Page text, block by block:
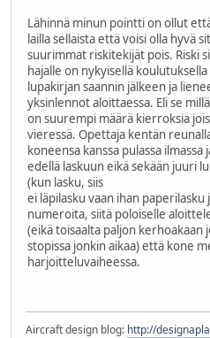
Lähinnä minun pointti on ollut
lailla sellaista että voisi olla hyvä
suurimmat riskitekijät pois. Riski
hajalle on nykyisellä
lupakirjan saannin jälkeen ja
yksinlennot aloittaessa. Eli se
on suurempi määrä kierroksia
vieressä. Opettaja kentän
koneensa kanssa pulassa
edellä laskuun eikä sekään juuri
(kun lasku, siis
ei läpilasku vaan ihan
numeroita, siitä poloiselle
(eikä toisaalta paljon kerhoakaan
stopissa jonkin aikaa) että kone
harjoitteluvaiheessa.
Aircraft design blog: http://